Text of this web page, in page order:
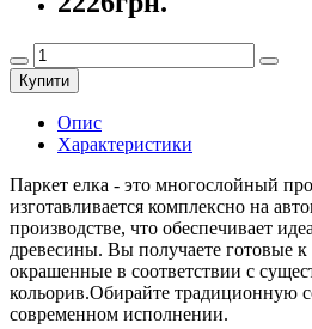
Купити
Опис
Характеристики
Паркет елка - это многослойный
изготавливается комплексно на
производстве, что обеспечивает
древесины. Вы получаете готовые
окрашенные в соответствии с
кольорив.Обирайте традиционную
современном исполнении.